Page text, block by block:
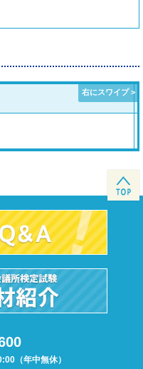
（年中無休）